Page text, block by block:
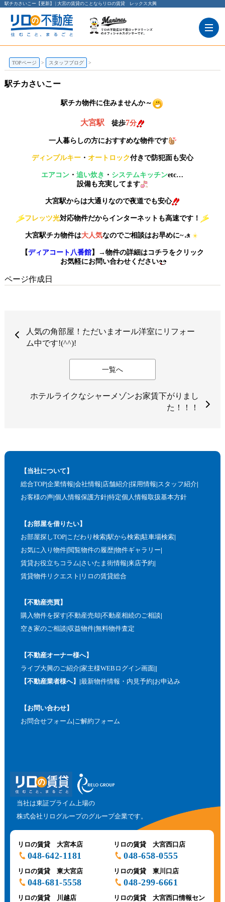
駅チカさいこー【更新】 | 大宮の賃貸のことならリロの賃貸 レックス大興
TOPページ スタッフブログ
駅チカさいこー
駅チカ物件に住みませんか～
大宮駅 徒歩7分
一人暮らしの方におすすめな物件です
ディンプルキー・ オートロック付きで防犯面も安心
エアコン ・追い炊き ・ システムキッチンetc…
設備も充実してます
大宮駅からは大通りなので夜道でも安心
フレッツ光対応物件だからインターネットも高速です！
大宮駅チカ物件は大人気なのでご相談はお早めに~
【ディアコート八番館】→物件の詳細はコチラをクリック
お気軽にお問い合わせください
ページ作成日
人気の角部屋！ただいまオール洋室にリフォー
ム中です!(^^)!
一覧へ
ホテルライクなシャーメゾンお家賃下がりまし
た！！！
【当社について】
総合TOP 企業情報 会社情報 店舗紹介 採用情報 スタッフ紹介
お客様の声 個人情報保護方針 特定個人情報取扱基本方針
【お部屋を借りたい】
お部屋探しTOP こだわり検索 駅から検索 駐車場検索
お気に入り物件 閲覧物件の履歴 物件ギャラリー
賃貸お役立ちコラム さいたま街情報 来店予約
賃貸物件リクエスト リロの賃貸総合
【不動産売買】
購入物件を探す 不動産売却 不動産相続のご相談
空き家のご相談 収益物件 無料物件査定
【不動産オーナー様へ】
ライブ大興のご紹介 家主様WEBログイン画面
【不動産業者様へ】
最新物件情報・内見予約 お申込み
【お問い合わせ】
お問合せフォーム ご解約フォーム
当社は東証プライム上場の
株式会社リログループのグループ企業です。
リロの賃貸 大宮本店
048-642-1181
リロの賃貸 大宮西口店
048-658-0555
リロの賃貸 東大宮店
048-681-5558
リロの賃貸 東川口店
048-299-6661
リロの賃貸 川越店 リロの賃貸 大宮西口情報セン